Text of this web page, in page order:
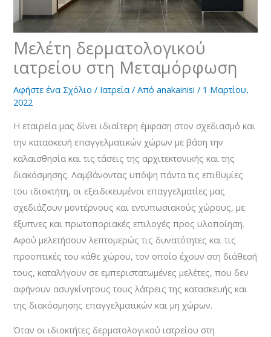
Μελέτη δερματολογικού
ιατρείου στη Μεταμόρφωση
Αφήστε ένα Σχόλιο / Ιατρεία / Απόanakainisi/ 1 Μαρτίου,
2022
Η εταιρεία μας δίνει ιδιαίτερη έμφαση στον σχεδιασμό και
την κατασκευή επαγγελματικών χώρων με βάση την
καλαισθησία και τις τάσεις της αρχιτεκτονικής και της
διακόσμησης. Λαμβάνοντας υπόψη πάντα τις επιθυμίες
του ιδιοκτήτη, οι εξειδικευμένοι επαγγελματίες μας
σχεδιάζουν μοντέρνους και εντυπωσιακούς χώρους, με
έξυπνες και πρωτοποριακές επιλογές προς υλοποίηση.
Αφού μελετήσουν λεπτομερώς τις δυνατότητες και τις
προοπτικές του κάθε χώρου, τον οποίο έχουν στη διάθεσή
τους, καταλήγουν σε εμπεριστατωμένες μελέτες, που δεν
αφήνουν ασυγκίνητους τους λάτρεις της κατασκευής και
της διακόσμησης επαγγελματικών και μη χώρων.
Όταν οι ιδιοκτήτες δερματολογικού ιατρείου στη